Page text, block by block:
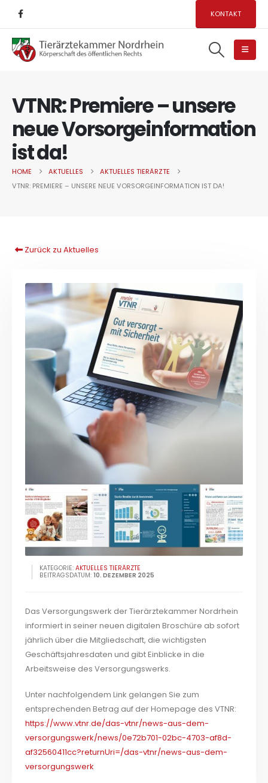
KONTAKT
VTNR: Premiere – unsere
neue Vorsorgeinformation
ist da!
HOME AKTUELLES
AKTUELLES TIERÄRZTE
VTNR: PREMIERE – UNSERE NEUE VORSORGEINFORMATION IST DA!
Zurück zu Aktuelles
KATEGORIE: AKTUELLES TIERÄRZTE
BEITRAGSDATUM: 10. DEZEMBER 2025
Das Versorgungswerk der Tierärztekammer Nordrhein
informiert in seiner neuen digitalen Broschüre ab sofort
jährlich über die Mitgliedschaft, die wichtigsten
Geschäftsjahresdaten und gibt Einblicke in die
Arbeitsweise des Versorgungswerks.
Unter nachfolgendem Link gelangen Sie zum
entsprechenden Betrag auf der Homepage des VTNR:
https://www.vtnr.de/das-vtnr/news-aus-dem-
versorgungswerk/news/0e72b701-02bc-4703-af8d-
af32560411cc?returnUri=/das-vtnr/news-aus-dem-
versorgungswerk